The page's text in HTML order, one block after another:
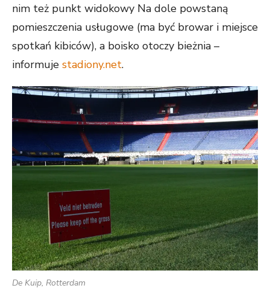
nim też punkt widokowy Na dole powstaną
pomieszczenia usługowe (ma być browar i miejsce
spotkań kibiców), a boisko otoczy bieżnia –
informuje stadiony.net.
De Kuip, Rotterdam